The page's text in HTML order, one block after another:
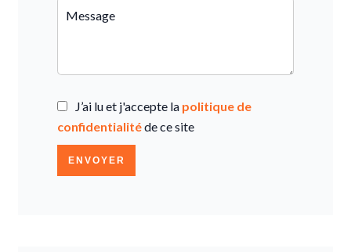
J’ai lu et j'accepte la politique de
confidentialitéde ce site
ENVOYER